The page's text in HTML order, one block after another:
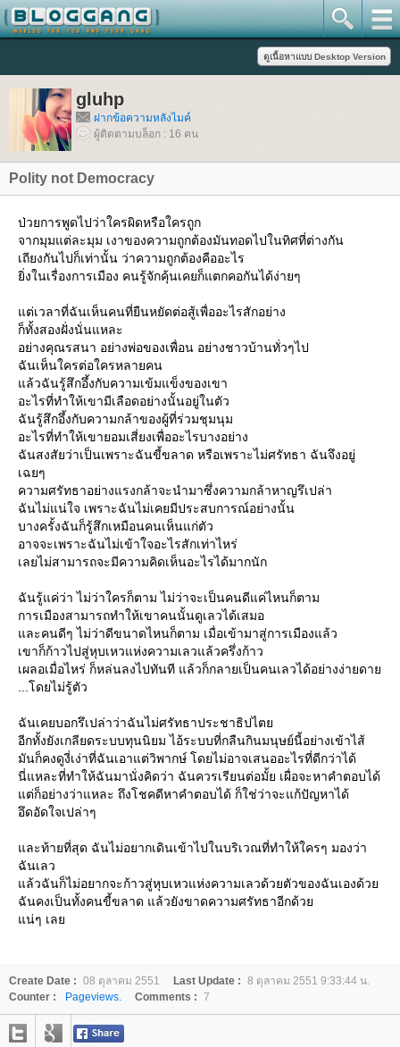
gluhp
ฝากข้อความหลังไมค์
ผู้ติดตามบล็อก : 16 คน
Polity not Democracy
ป่วยการพูดไปว่าใครผิดหรือใครถูก
จากมุมแต่ละมุม เงาของความถูกต้องมันทอดไปในทิศที่ต่างกัน
เถียงกันไปก็เท่านั้น ว่าความถูกต้องคืออะไร
ิ่งในเรื่องการเมือง คนรู้จักคุ้นเคยก็แตกคอกันได้ง่ายๆ
ต่เวลาที่ฉันเห็นคนที่ยืนหยัดต่อสู้เพื่ออะไรสักอย่าง
ก็ทั้งสองฝั่งนั่นแหละ
อย่างคุณรสนา อย่างพ่อของเพื่อน อย่างชาวบ้านทั่วๆไป
ฉันเห็นใครต่อใครหลายคน
ล้วฉันรู้สึกอึ้งกับความเข้มแข็งของเขา
อะไรที่ทำให้เขามีเลือดอย่างนั้นอยู่ในตัว
ฉันรู้สึกอึ้งกับความกล้าของผู้ที่ร่วมชุมนุม
อะไรที่ทำให้เขายอมเสี่ยงเพื่ออะไรบางอย่าง
ฉันสงสัยว่าเป็นเพราะฉันขี้ขลาด หรือเพราะไม่ศรัทธา ฉันจึงอยู่
เฉยๆ
ความศรัทธาอย่างแรงกล้าจะนำมาซึ่งความกล้าหาญรึเปล่า
ฉันไม่แน่ใจ เพราะฉันไม่เคยมีประสบการณ์อย่างนั้น
บางครั้งฉันก็รู้สึกเหมือนคนเห็นแก่ตัว
อาจจะเพราะฉันไม่เข้าใจอะไรสักเท่าไหร่
เลยไม่สามารถจะมีความคิดเห็นอะไรได้มากนัก
ฉันรู้แค่ว่า ไม่ว่าใครก็ตาม ไม่ว่าจะเป็นคนดีแค่ไหนก็ตาม
การเมืองสามารถทำให้เขาคนนั้นดูเลวได้เสมอ
ละคนดีๆ ไม่ว่าดีขนาดไหนก็ตาม เมื่อเข้ามาสู่การเมืองแล้ว
เขาก็ก้าวไปสู่หุบเหวแห่งความเลวแล้วครึ่งก้าว
เผลอเมื่อไหร่ ก็หล่นลงไปทันที แล้วก็กลายเป็นคนเลวได้อย่างง่ายดา
...โดยไม่รู้ตัว
ฉันเคยบอกรึเปล่าว่าฉันไม่ศรัทธาประชาธิปไต
อีกทั้งยังเกลียดระบบทุนนิยม ไอ้ระบบที่กลืนกินมนุษย์นี้อย่างเข้าไส้
มันก็คงดูงี่เง่าที่ฉันเอาแต่วิพากษ์ โดยไม่อาจเสนออะไรที่ดีกว่าได้
นี่แหละที่ทำให้ฉันมานั่งคิดว่า ฉันควรเรียนต่อมั้ย เผื่อจะหาคำตอบได้
ต่ก็อย่างว่าแหละ ถึงโชคดีหาคำตอบได้ ก็ใช่ว่าจะแก้ปัญหาได้
อึดอัดใจเปล่าๆ
ละท้ายที่สุด ฉันไม่อยากเดินเข้าไปในบริเวณที่ทำให้ใครๆ มองว่า
ฉันเลว
ล้วฉันก็ไม่อยากจะก้าวสู่หุบเหวแห่งความเลวด้วยตัวของฉันเองด้ว
ฉันคงเป็นทั้งคนขี้ขลาด แล้วยังขาดความศรัทธาอีกด้ว
น่ๆ เล
Create Date : 08 ตุลาคม 2551 Last Update : 8 ตุลาคม 2551 9:33:44 น.
Counter :
Pageviews. Comments : 7